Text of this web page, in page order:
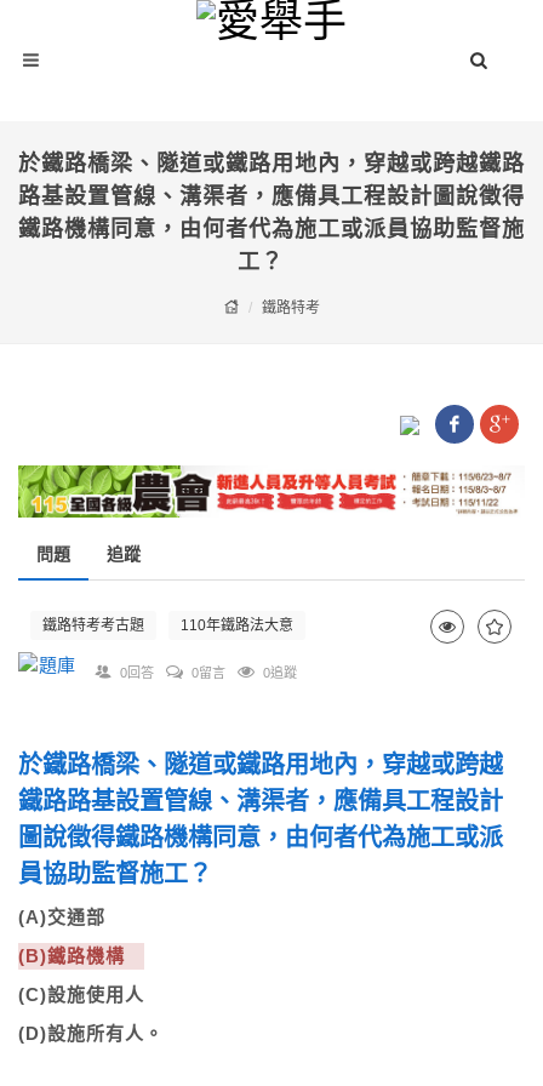
於鐵路橋梁、隧道或鐵路用地內，穿越或跨越鐵路
路基設置管線、溝渠者，應備具工程設計圖說徵得
鐵路機構同意，由何者代為施工或派員協助監督施
工？
鐵路特考
問題 追蹤
鐵路特考考古題 110年鐵路法大意
0回答 0留言 0追蹤
於鐵路橋梁、隧道或鐵路用地內，穿越或跨越
鐵路路基設置管線、溝渠者，應備具工程設計
圖說徵得鐵路機構同意，由何者代為施工或派
員協助監督施工？
(A)交通部
(B)鐵路機構
(C)設施使用人
(D)設施所有人。